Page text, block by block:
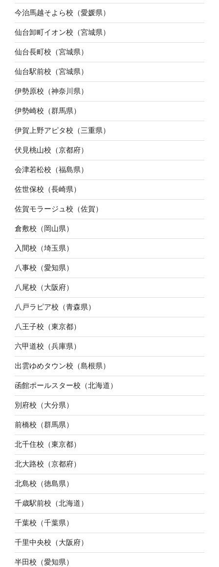
今治馬越そよら校（愛媛県）
仙台卸町イオン校（宮城県）
仙台長町校（宮城県）
仙台駅前校（宮城県）
伊勢原校（神奈川県）
伊勢崎校（群馬県）
伊賀上野アピタ校（三重県）
伏見桃山校（京都府）
会津若松校（福島県）
佐世保校（長崎県）
佐賀モラージュ校（佐賀）
倉敷校（岡山県）
入間校（埼玉県）
八事校（愛知県）
八尾校（大阪府）
八戸ラピア校（青森県）
八王子校（東京都）
六甲道校（兵庫県）
出雲ゆめタウン校（島根県）
函館ポールスター校（北海道）
別府校（大分県）
前橋校（群馬県）
北千住校（東京都）
北大路校（京都府）
北島校（徳島県）
千歳駅前校（北海道）
千葉校（千葉県）
千里中央校（大阪府）
半田校（愛知県）